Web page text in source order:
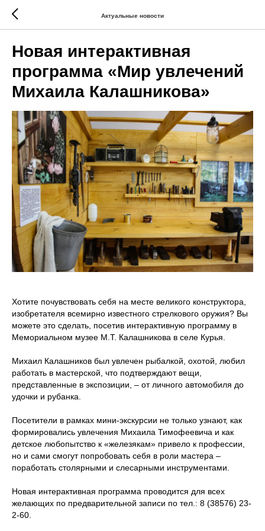
Актуальные новости
Новая интерактивная
программа «Мир увлечений
Михаила Калашникова»
Хотите почувствовать себя на месте великого конструктора,
изобретателя всемирно известного стрелкового оружия? Вы
можете это сделать, посетив интерактивную программу в
Мемориальном музее М.Т. Калашникова в селе Курья.
Михаил Калашников был увлечен рыбалкой, охотой, любил
работать в мастерской, что подтверждают вещи,
представленные в экспозиции, – от личного автомобиля до
удочки и рубанка.
Посетители в рамках мини-экскурсии не только узнают, как
формировались увлечения Михаила Тимофеевича и как
детское любопытство к «железякам» привело к профессии,
но и сами смогут попробовать себя в роли мастера –
поработать столярными и слесарными инструментами.
Новая интерактивная программа проводится для всех
желающих по предварительной записи по тел.: 8 (38576) 23-
2-60.